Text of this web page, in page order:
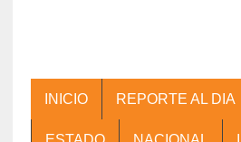
INICIO REPORTE AL DIA